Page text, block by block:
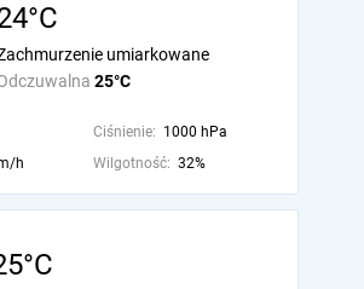
25°C
umiarkowane
Ciśnienie: 1000 hPa
h Wilgotność: 32%